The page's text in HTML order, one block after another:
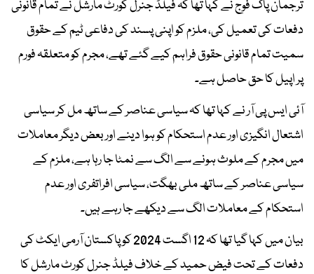
ترجمان پاک فوج نے کہا تھا کہ فیلڈ جنرل کورٹ مارشل نے تمام قانونی
دفعات کی تعمیل کی، ملزم کو اپنی پسند کی دفاعی ٹیم کے حقوق
سمیت تمام قانونی حقوق فراہم کیے گئے تھے، مجرم کو متعلقہ فورم
پر اپیل کا حق حاصل ہے۔
آئی ایس پی آر نے کہا تھا کہ سیاسی عناصر کے ساتھ مل کر سیاسی
اشتعال انگیزی اور عدم استحکام کو ہوا دینے اور بعض دیگر معاملات
میں مجرم کے ملوث ہونے سے الگ سے نمٹا جا رہا ہے، ملزم کے
سیاسی عناصر کے ساتھ ملی بھگت، سیاسی افراتفری اور عدم
استحکام کے معاملات الگ سے دیکھے جا رہے ہیں۔
بیان میں کہا گیا تھا کہ 12 اگست 2024 کو پاکستان آرمی ایکٹ کی
دفعات کے تحت فیض حمید کے خلاف فیلڈ جنرل کورٹ مارشل کا